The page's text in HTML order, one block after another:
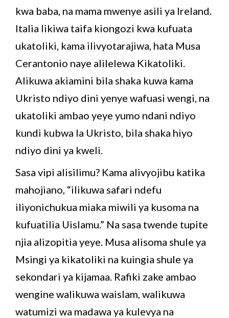
kwa baba, na mama mwenye asili ya Ireland.
Italia likiwa taifa kiongozi kwa kufuata
ukatoliki, kama ilivyotarajiwa, hata Musa
Cerantonio naye alilelewa Kikatoliki.
Alikuwa akiamini bila shaka kuwa kama
Ukristo ndiyo dini yenye wafuasi wengi, na
ukatoliki ambao yeye yumo ndani ndiyo
kundi kubwa la Ukristo, bila shaka hiyo
ndiyo dini ya kweli.
Sasa vipi alisilimu? Kama alivyojibu katika
mahojiano, “ilikuwa safari ndefu
iliyonichukua miaka miwili ya kusoma na
kufuatilia Uislamu.” Na sasa twende tupite
njia alizopitia yeye. Musa alisoma shule ya
Msingi ya kikatoliki na kuingia shule ya
sekondari ya kijamaa. Rafiki zake ambao
wengine walikuwa waislam, walikuwa
watumizi wa madawa ya kulevya na